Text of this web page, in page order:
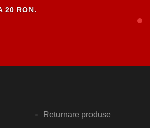
20 RON.
Returnare produse